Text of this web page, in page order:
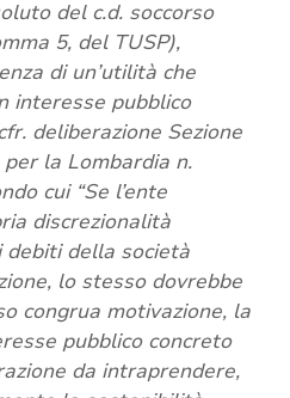
del c.d. soccorso
5, del TUSP),
di un’utilità che
interesse pubblico
deliberazione Sezione
la Lombardia n.
cui “Se l’ente
discrezionalità
della società
lo stesso dovrebbe
congrua motivazione, la
pubblico concreto
da intraprendere,